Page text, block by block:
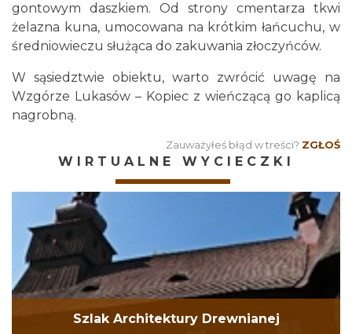
gontowym daszkiem. Od strony cmentarza tkwi
żelazna kuna, umocowana na krótkim łańcuchu, w
średniowieczu służąca do zakuwania złoczyńców.
W sąsiedztwie obiektu, warto zwrócić uwagę na
Wzgórze Lukasów – Kopiec z wieńczącą go kaplicą
nagrobną.
Zauważyłeś błąd w treści? ZGŁOŚ
WIRTUALNE WYCIECZKI
Szlak Architektury Drewnianej